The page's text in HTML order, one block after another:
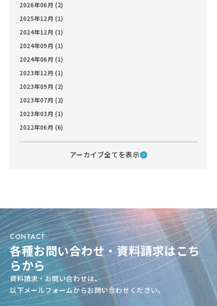
2026年06月 (2)
2025年12月 (1)
2024年12月 (1)
2024年09月 (1)
2024年06月 (1)
2023年12月 (1)
2023年09月 (2)
2023年07月 (2)
2023年03月 (1)
2022年06月 (6)
アーカイブ全てを表示
CONTACT
各種お問い合わせ・資料請求はこち
らから
資料請求・お問い合わせは、
以下メールフォームからお問い合わせください。